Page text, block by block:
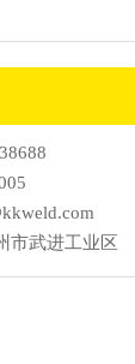
市武进工业区